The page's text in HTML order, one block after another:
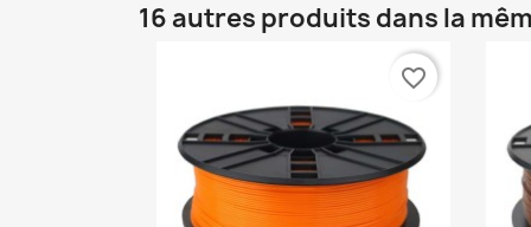
16 autres produits dans la
favorite_border